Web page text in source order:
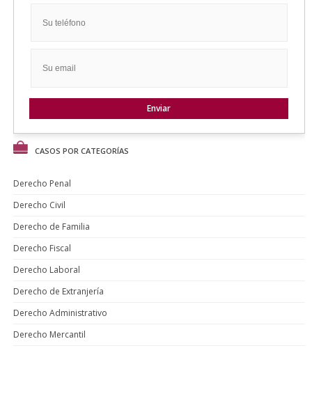
CASOS POR CATEGORÍAS
Derecho Penal
Derecho Civil
Derecho de Familia
Derecho Fiscal
Derecho Laboral
Derecho de Extranjería
Derecho Administrativo
Derecho Mercantil